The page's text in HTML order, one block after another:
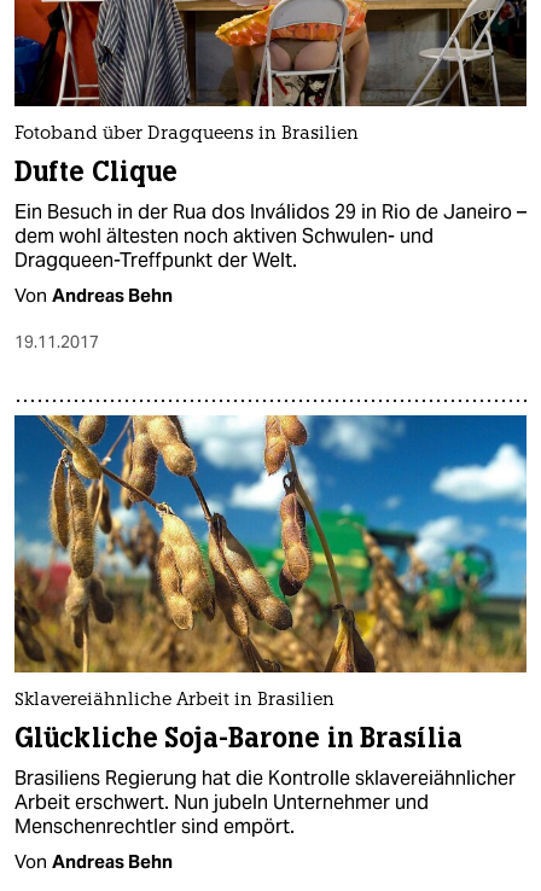
Fotoband über Dragqueens in Brasilien
Dufte Clique
Ein Besuch in der Rua dos Inválidos 29 in Rio de Janeiro –
dem wohl ältesten noch aktiven Schwulen- und
Dragqueen-Treffpunkt der Welt.
Von Andreas Behn
19.11.2017
Sklavereiähnliche Arbeit in Brasilien
Glückliche Soja-Barone in Brasília
Brasiliens Regierung hat die Kontrolle sklavereiähnlicher
Arbeit erschwert. Nun jubeln Unternehmer und
Menschenrechtler sind empört.
Von Andreas Behn